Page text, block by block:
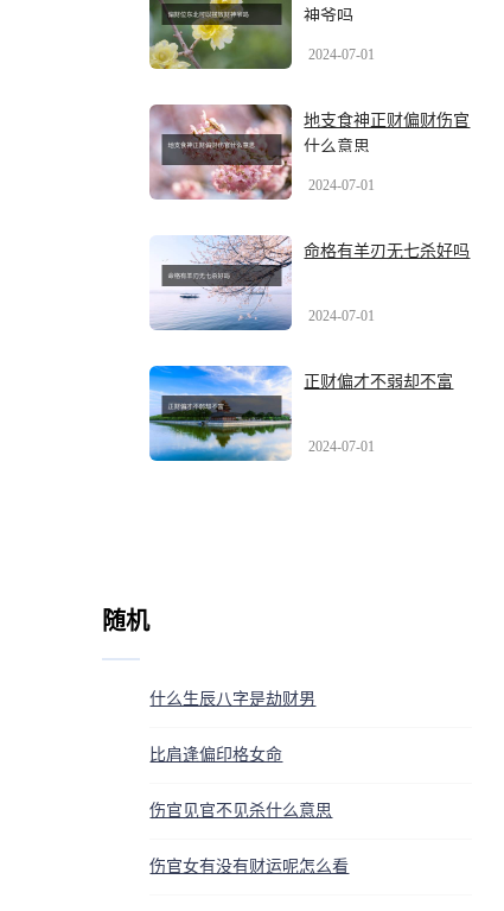
神爷吗
2024-07-01
地支食神正财偏财伤官
什么意思
2024-07-01
命格有羊刃无七杀好吗
2024-07-01
正财偏才不弱却不富
2024-07-01
随机
什么生辰八字是劫财男
比肩逢偏印格女命
伤官见官不见杀什么意思
伤官女有没有财运呢怎么看